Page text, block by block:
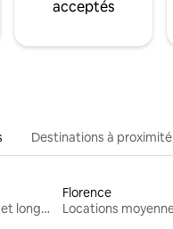
acceptés
Destinations à proximité
Locations moyenne et longue durée
Florence